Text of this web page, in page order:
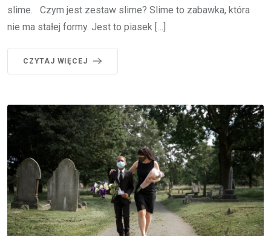
slime. Czym jest zestaw slime? Slime to zabawka, która
nie ma stałej formy. Jest to piasek […]
CZYTAJ WIĘCEJ